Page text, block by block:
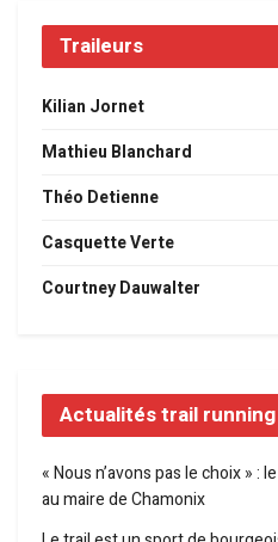
Traileurs
Kilian Jornet
Mathieu Blanchard
Théo Detienne
Casquette Verte
Courtney Dauwalter
Actualités trail running
« Nous n’avons pas le choix » :
au maire de Chamonix